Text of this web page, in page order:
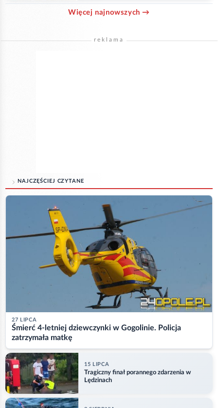
Więcej najnowszych →
reklama
NAJCZĘŚCIEJ CZYTANE
27 LIPCA
Śmierć 4-letniej dziewczynki w Gogolinie. Policja
zatrzymała matkę
15 LIPCA
Tragiczny finał porannego zdarzenia w
Lędzinach